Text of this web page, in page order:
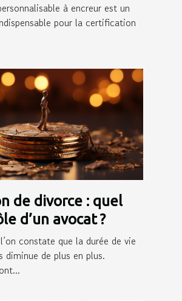
à encreur est un
pour la certification
de divorce : quel
d’un avocat ?
constate que la durée de vie
diminue de plus en plus.